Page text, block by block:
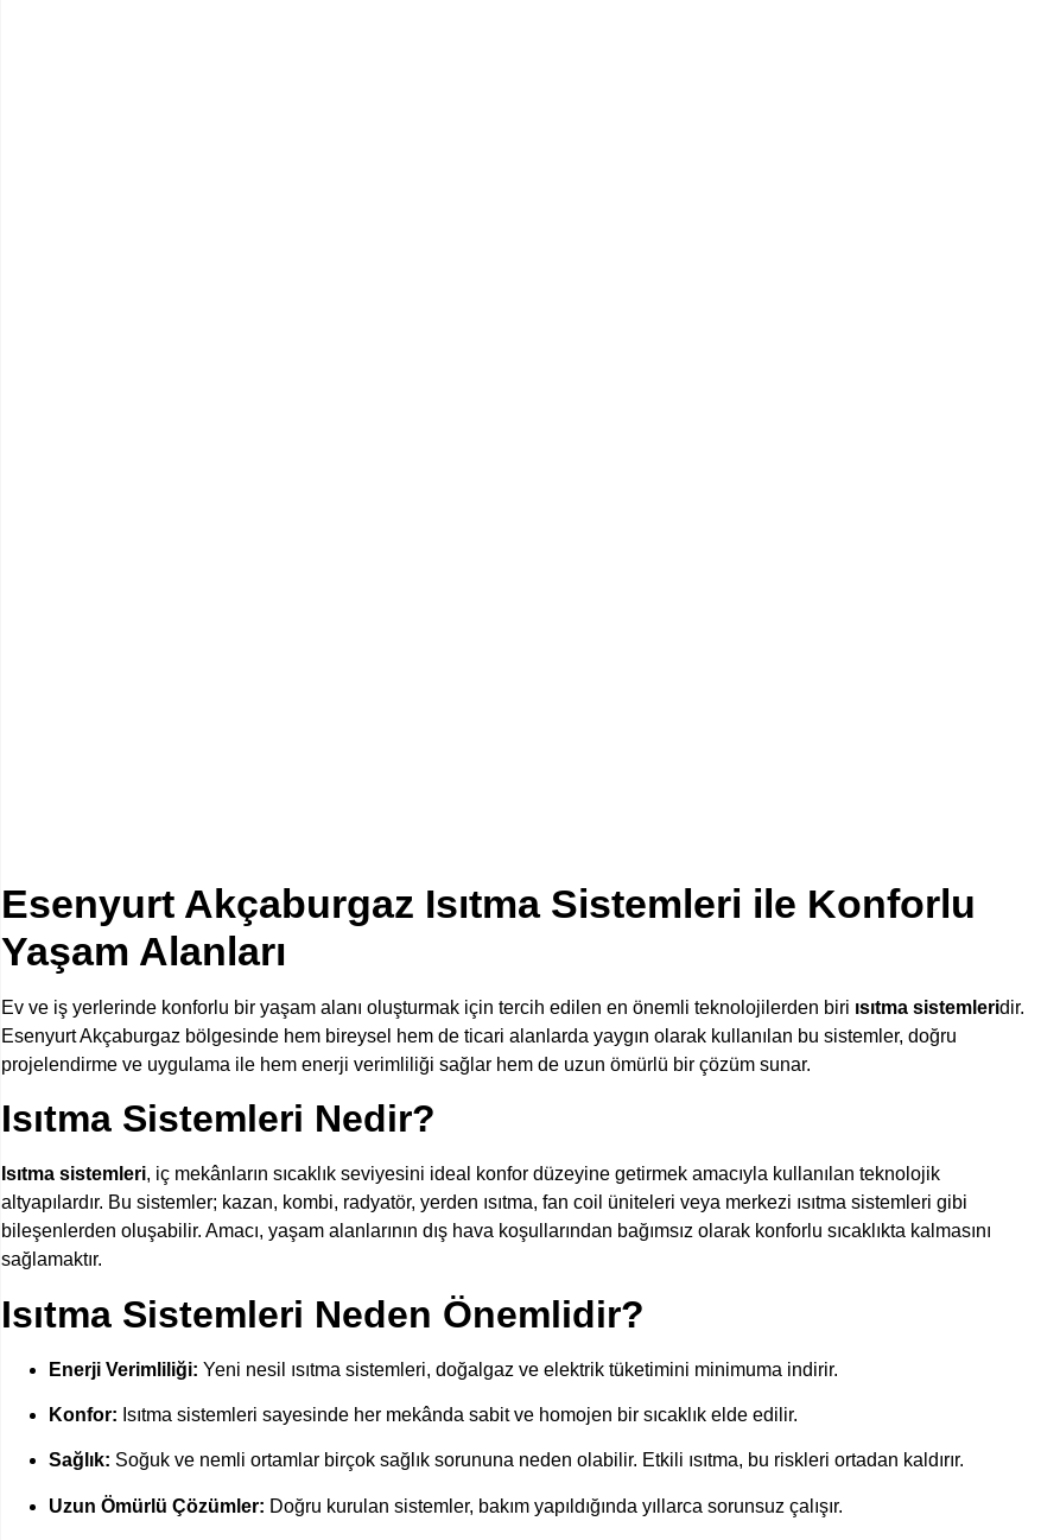
Esenyurt Akçaburgaz Isıtma Sistemleri ile Konforlu
Yaşam Alanları
Ev ve iş yerlerinde konforlu bir yaşam alanı oluşturmak için tercih edilen en önemli teknolojilerden biri ısıtma sistemleridir.
Esenyurt Akçaburgaz bölgesinde hem bireysel hem de ticari alanlarda yaygın olarak kullanılan bu sistemler, doğru
projelendirme ve uygulama ile hem enerji verimliliği sağlar hem de uzun ömürlü bir çözüm sunar.
Isıtma Sistemleri Nedir?
Isıtma sistemleri, iç mekânların sıcaklık seviyesini ideal konfor düzeyine getirmek amacıyla kullanılan teknolojik
altyapılardır. Bu sistemler; kazan, kombi, radyatör, yerden ısıtma, fan coil üniteleri veya merkezi ısıtma sistemleri gibi
bileşenlerden oluşabilir. Amacı, yaşam alanlarının dış hava koşullarından bağımsız olarak konforlu sıcaklıkta kalmasını
sağlamaktır.
Isıtma Sistemleri Neden Önemlidir?
Enerji Verimliliği: Yeni nesil ısıtma sistemleri, doğalgaz ve elektrik tüketimini minimuma indirir.
Konfor: Isıtma sistemleri sayesinde her mekânda sabit ve homojen bir sıcaklık elde edilir.
Sağlık: Soğuk ve nemli ortamlar birçok sağlık sorununa neden olabilir. Etkili ısıtma, bu riskleri ortadan kaldırır.
Uzun Ömürlü Çözümler: Doğru kurulan sistemler, bakım yapıldığında yıllarca sorunsuz çalışır.